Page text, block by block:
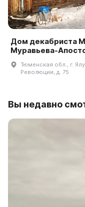
Дом декабриста
Муравьева-
Тюменская обл., г.
Революции, д. 75
Вы недавно